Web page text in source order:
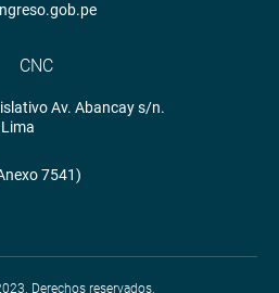
CNC
Av. Abancay s/n.
7541)
Derechos reservados.